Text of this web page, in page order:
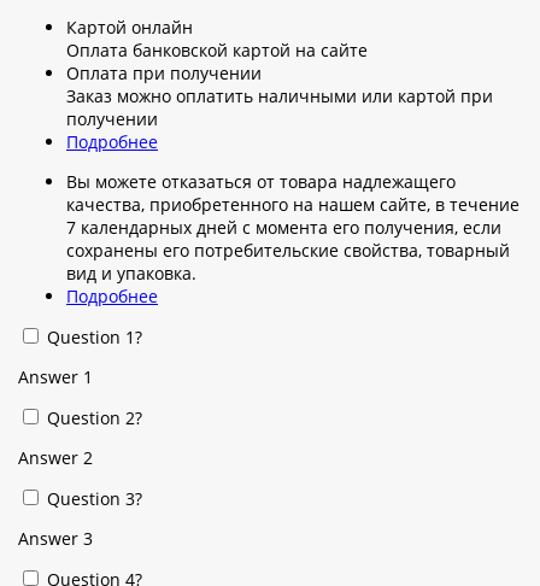
Картой онлайн
Оплата банковской картой на сайте
Оплата при получении
Заказ можно оплатить наличными или картой при
получении
Подробнее
Вы можете отказаться от товара надлежащего
качества, приобретенного на нашем сайте, в течение
7 календарных дней с момента его получения, если
сохранены его потребительские свойства, товарный
вид и упаковка.
Подробнее
Question 1?
Answer 1
Question 2?
Answer 2
Question 3?
Answer 3
Question 4?